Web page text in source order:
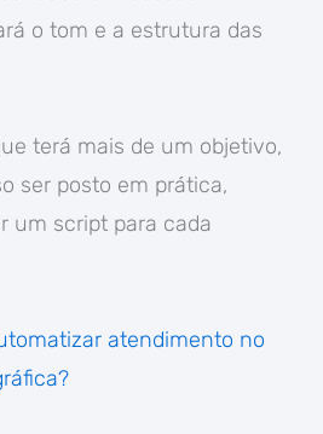
o tom e a estrutura das
terá mais de um objetivo,
ser posto em prática,
um script para cada
atendimento no